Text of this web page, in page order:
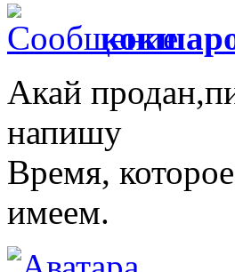
Акай
напишу
Время,
имеем.